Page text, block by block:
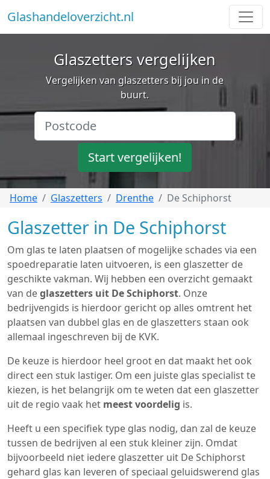
Glashandeloverzicht.nl
Glaszetters vergelijken
Vergelijken van glaszetters bij jou in de
buurt.
Start vergelijken!
Home Glaszetters Drenthe De Schiphorst
Glaszetter in De Schiphorst
Om glas te laten plaatsen of mogelijke schades via een
spoedreparatie laten uitvoeren, is een glaszetter de
geschikte vakman. Wij hebben een overzicht gemaakt
van deglaszetters uit De Schiphorst. Onze
bedrijvengids is hierdoor gericht op alles omtrent het
plaatsen van dubbel glas en de glaszetters staan ook
allemaal ingeschreven bij de KVK.
De keuze is hierdoor heel groot en dat maakt het ook
direct een stuk lastiger. Om een juiste glas specialist te
kiezen, is het belangrijk om te weten dat een glaszetter
uit de regio vaak het meest voordelig is.
Heeft u een specifiek type glas nodig, dan zal de keuze
tussen de bedrijven al een stuk kleiner zijn. Omdat
bijvoorbeeld niet iedere glaszetter uit De Schiphorst
gehard glas kan leveren of speciaal geluidswerend glas